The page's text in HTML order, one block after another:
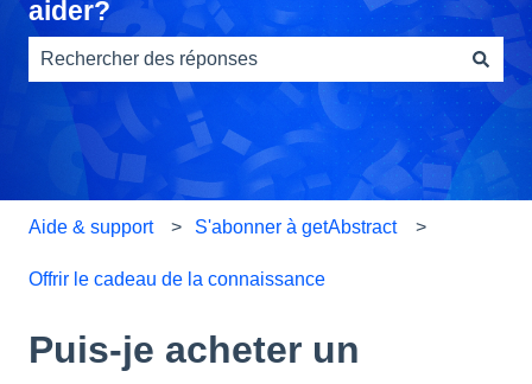
aider?
Il n'y a aucune suggestion car le champ de recherche
Aide & support S'abonner à getAbstract
Offrir le cadeau de la connaissance
Puis-je acheter un